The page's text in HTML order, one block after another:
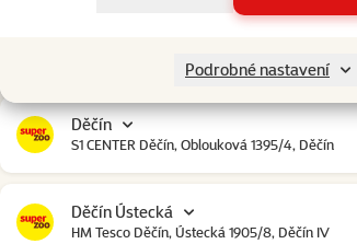
Podrobné nastavení
Děčín
S1 CENTER Děčín, Oblouková 1395/4, Děčín
Děčín Ústecká
HM Tesco Děčín, Ústecká 1905/8, Děčín IV